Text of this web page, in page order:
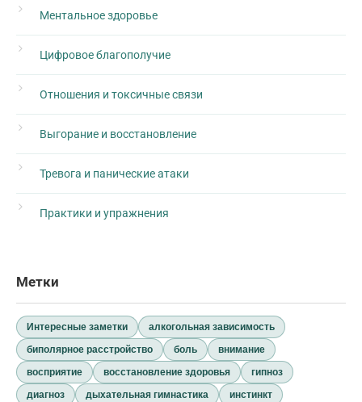
Ментальное здоровье
Цифровое благополучие
Отношения и токсичные связи
Выгорание и восстановление
Тревога и панические атаки
Практики и упражнения
Метки
Интересные заметки
алкогольная зависимость
биполярное расстройство
боль
внимание
восприятие
восстановление здоровья
гипноз
диагноз
дыхательная гимнастика
инстинкт